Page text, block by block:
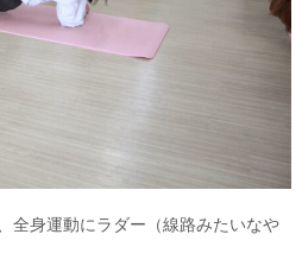
全身運動にラダー（線路みたいなや